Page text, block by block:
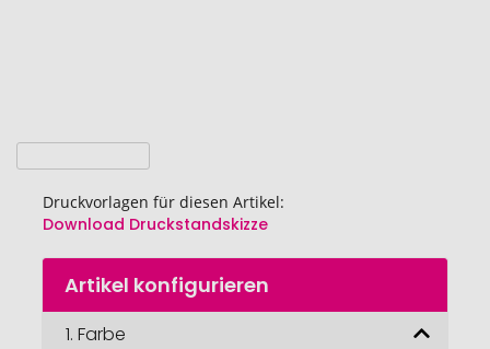
Druckvorlagen für diesen Artikel:
Download Druckstandskizze
Zum
Anfang
Bildgalerie
Artikel konfigurieren
1. Farbe